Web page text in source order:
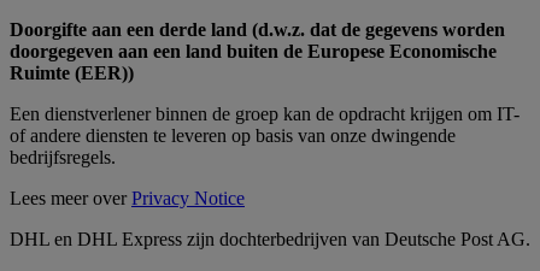
Doorgifte aan een derde land (d.w.z. dat de gegevens worden
doorgegeven aan een land buiten de Europese Economische
Ruimte (EER))
Een dienstverlener binnen de groep kan de opdracht krijgen om IT-
of andere diensten te leveren op basis van onze dwingende
bedrijfsregels.
Lees meer overPrivacy Notice
DHL en DHL Express zijn dochterbedrijven van Deutsche Post AG.